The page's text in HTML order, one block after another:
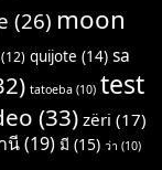
(26) moon
(12) quijote (14) sa
tatoeba (10) test
(33) zëri (17)
นี(19) มี (15) ว่า (10)